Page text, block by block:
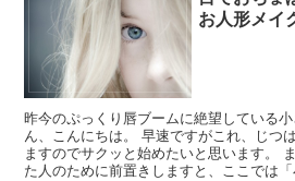
お人形メイ
昨今のぷっくり唇ブームに絶望している
ん、こんにちは。 早速ですがこれ、じつ
ますのでサクッと始めたいと思います。
た人のために前置きしますと、ここでは